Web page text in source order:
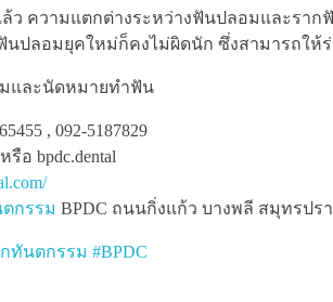
ว ความแตกต่างระหว่างฟันปลอมและรา
ฟันปลอมยุคใหม่ก็คงไม่ผิดนัก ซึ่งสามารถใ
มและนัดหมายทำฟัน
, 092-5187829
หรือ bpdc.dental
กรรม BPDC ถนนกิ่งแก้ว บางพลี สมุทรปร
ทันตกรรม #BPDC